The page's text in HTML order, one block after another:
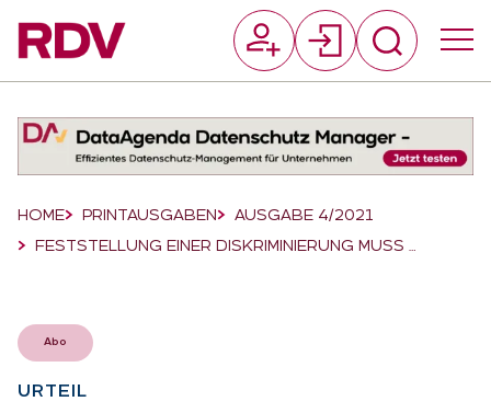
Breadcrumb-Navigation
HOME PRINTAUSGABEN
AUSGABE 4/2021
FESTSTELLUNG EINER DISKRIMINIERUNG MUSS …
Abo
UR­TEIL